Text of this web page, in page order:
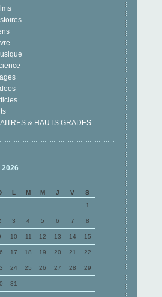
& HAUTS GRADES
L M M J V
S
1
3 4 5 6 7 8
10 11 12 13 14 15
17 18 19 20 21 22
24 25 26 27 28 29
31